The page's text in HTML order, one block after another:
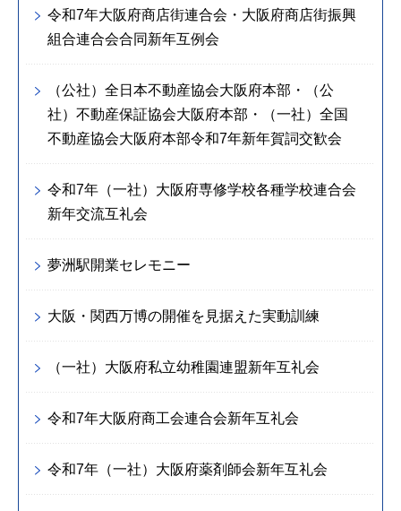
令和7年大阪府商店街連合会・大阪府商店街振興
組合連合会合同新年互例会
（公社）全日本不動産協会大阪府本部・（公
社）不動産保証協会大阪府本部・（一社）全国
不動産協会大阪府本部令和7年新年賀詞交歓会
令和7年（一社）大阪府専修学校各種学校連合会
新年交流互礼会
夢洲駅開業セレモニー
大阪・関西万博の開催を見据えた実動訓練
（一社）大阪府私立幼稚園連盟新年互礼会
令和7年大阪府商工会連合会新年互礼会
令和7年（一社）大阪府薬剤師会新年互礼会